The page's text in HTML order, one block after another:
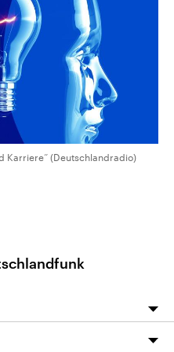
aktuelle Weltgeschehen.
Podcasts
Karriere“ (Deutschlandradio)